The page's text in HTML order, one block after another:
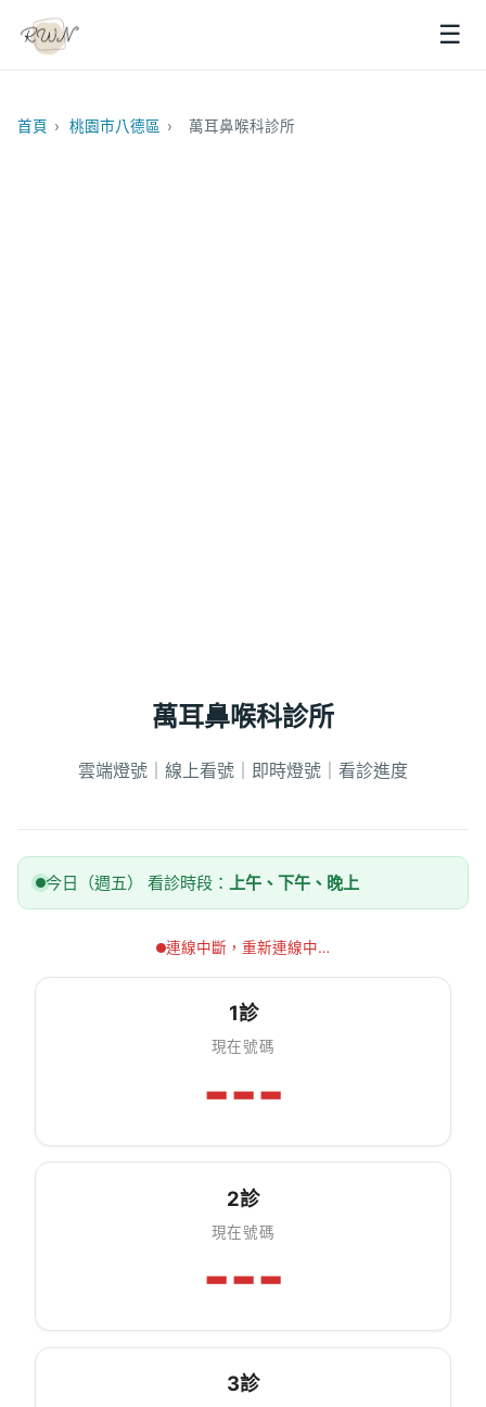
☰
首頁 › 桃園市八德區 › 萬耳鼻喉科診所
萬耳鼻喉科診所
雲端燈號｜線上看號｜即時燈號｜看診進度
今日（週五） 看診時段： 上午、下午、晚上
連線中斷，重新連線中…
1診
現在號碼
---
2診
現在號碼
---
3診